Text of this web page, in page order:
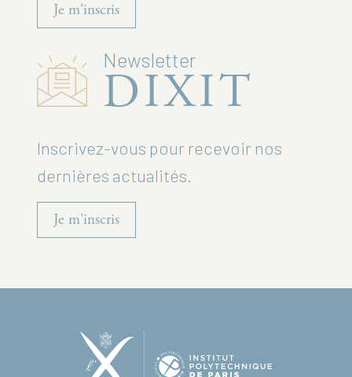
Je m'inscris
Newsletter
DIXIT
Inscrivez-vous pour recevoir nos
dernières actualités.
Je m'inscris